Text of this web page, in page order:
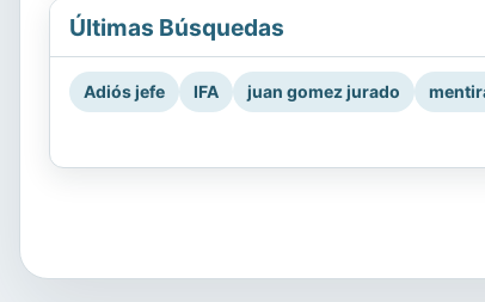
Últimas Búsquedas
Adiós jefe IFA juan gomez jurado